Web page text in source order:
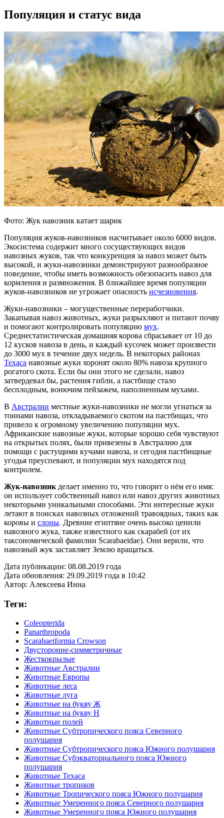
Популяция и статус вида
Фото: Жук навозник катает шарик
Популяция жуков-навозников насчитывает около 6000 видов.
Экосистема содержит много сосуществующих видов
навозных жуков, так что конкуренция за навоз может быть
высокой, и жуки-навозники демонстрируют разнообразное
поведение, чтобы иметь возможность обезопасить навоз для
кормления и размножения. В ближайшее время популяции
жуков-навозников не угрожает опасность исчезновения.
Жуки-навозники – могущественные переработчики.
Закапывая навоз животных, жуки разрыхляют и питают почву
и помогают контролировать популяцию мух.
Среднестатистическая домашняя корова сбрасывает от 10 до
12 кусков навоза в день, и каждый кусочек может произвести
до 3000 мух в течение двух недель. В некоторых районах
Техаса навозные жуки хоронят около 80% навоза крупного
рогатого скота. Если бы они этого не сделали, навоз
затвердевал бы, растения гибли, а пастбище стало
бесплодным, вонючим пейзажем, наполненным мухами.
В Австралии местные жуки-навозники не могли угнаться за
тоннами навоза, откладываемого скотом на пастбищах, что
привело к огромному увеличению популяции мух.
Африканские навозные жуки, которые хорошо себя чувствуют
на открытых полях, были привезены в Австралию для
помощи с растущими кучами навоза, и сегодня пастбищные
угодья преуспевают, и популяции мух находятся под
контролем.
Жук-навозник делает именно то, что говорит о нём его имя:
он использует собственный навоз или навоз других животных
некоторыми уникальными способами. Эти интересные жуки
летают в поисках навозных отложений травоядных, таких как
коровы и слоны. Древние египтяне очень высоко ценили
навозного жука, также известного как скарабей (от их
таксономической фамилии Scarabaeidae). Они верили, что
навозный жук заставляет Землю вращаться.
Дата публикации: 08.08.2019 года
Дата обновления: 29.09.2019 года в 10:42
Автор: Алексеева Инна
Теги:
Coleopterida
Panarthropoda
Scarabaeiformia Crowson
Двусторонне-симметричные
Жесткокрылые
Животные Австралии
Животные Европы
Животные леса
Животные луга
Животные на букву Ж
Животные на букву Н
Животные полей
Животные Субтропического пояса Северного
полушария
Животные Субтропического пояса Южного полушария
Животные Субэкваториального пояса Южного
полушария
Животные Техаса
Животные тропиков
Животные Тропического пояса Южного полушария
Животные Умеренного пояса Северного полушария
Животные Умеренного пояса Южного полушария